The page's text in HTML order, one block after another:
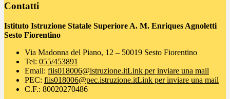
Contatti
Istituto Istruzione Statale Superiore A. M. Enriques Agnoletti
Sesto Fiorentino
Via Madonna del Piano, 12 – 50019 Sesto Fiorentino
Tel: 055/453891
Email: fiis018006@istruzione.itLink per inviare una mail
PEC: fiis018006@pec.istruzione.itLink per inviare una mail
C.F.: 80020270486